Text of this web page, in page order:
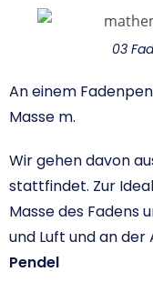
03
An einem
Masse m.
Wir gehen davon
stattfindet. Zur
Masse des Fadens
und Luft und an der
Pendel